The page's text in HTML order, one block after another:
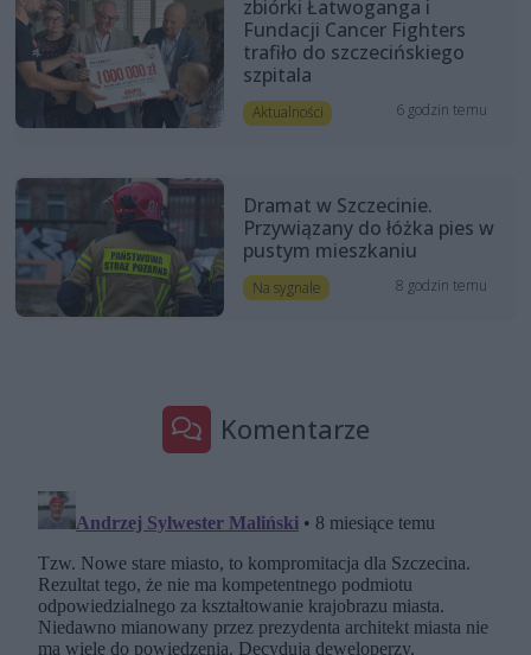
zbiórki Łatwoganga i
Fundacji Cancer Fighters
trafiło do szczecińskiego
szpitala
Aktualności 6 godzin temu
Dramat w Szczecinie.
Przywiązany do łóżka pies w
pustym mieszkaniu
Na sygnale 8 godzin temu
Komentarze